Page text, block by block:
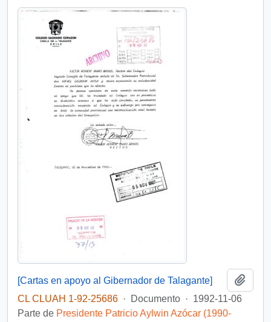
[Cartas en apoyo al Gibernador de Talagante]
CL CLUAH 1-92-25686 · Documento · 1992-11-06
Parte de Presidente Patricio Aylwin Azócar (1990-